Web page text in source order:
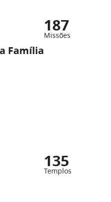
187
Missões
Família
135
Templos